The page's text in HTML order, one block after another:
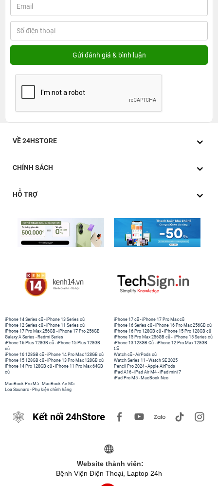
VỀ 24HSTORE
CHÍNH SÁCH
HỖ TRỢ
iPhone 14 Series cũ -iPhone 13 Series cũ
iPhone 12 Series cũ -iPhone 11 Series cũ
iPhone 17 Pro Max 256GB -iPhone 17 Pro 256GB
Galaxy A Series - Redmi Series
iPhone 17 cũ -iPhone 17 Pro Max cũ
iPhone 16 Series cũ - iPhone 16 Pro Max 256GB cũ
iPhone 16 Pro 128GB cũ -iPhone 15 Pro 128GB cũ
iPhone 15 Pro Max 256GB cũ - iPhone 15 Series cũ
iPhone 16 Plus 128GB cũ -iPhone 15 Plus 128GB
cũ
iPhone 16 128GB cũ -iPhone 14 Pro Max 128GB cũ
iPhone 15 128GB cũ -iPhone 13 Pro Max 128GB cũ
iPhone 14 Pro 128GB cũ -iPhone 11 Pro Max 64GB
cũ
iPhone 13 128GB Cũ -iPhone 12 Pro Max 128GB
Cũ
Watch cũ -AirPods cũ
Watch Series 11 -Watch SE 2025
Pencil Pro 2024 -Apple AirPods
iPad A16 -iPad Air M4 -iPad mini 7
iPad Pro M5 - MacBook Neo
MacBook Pro M5 - MacBook Air M5
Loa Sounarc - Phụ kiện chính hãng
Kết nối 24hStore
Website thành viên:
Bệnh Viện Điện Thoại, Laptop 24h